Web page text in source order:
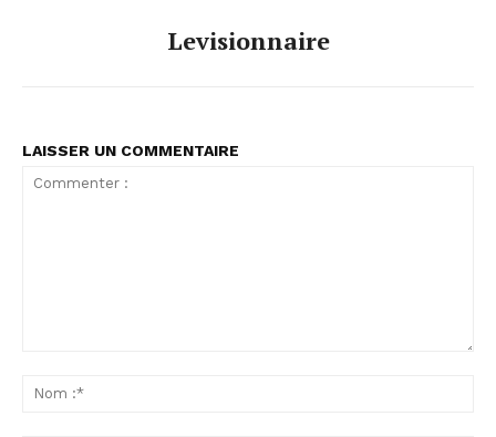
Levisionnaire
LAISSER UN COMMENTAIRE